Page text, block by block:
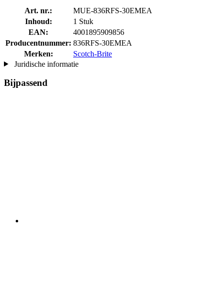
Art. nr.:
MUE-836RFS-30EMEA
Inhoud:
1 Stuk
EAN:
4001895909856
Producentnummer: 836RFS-30EMEA
Merken:
Scotch-Brite
Juridische informatie
Bijpassend